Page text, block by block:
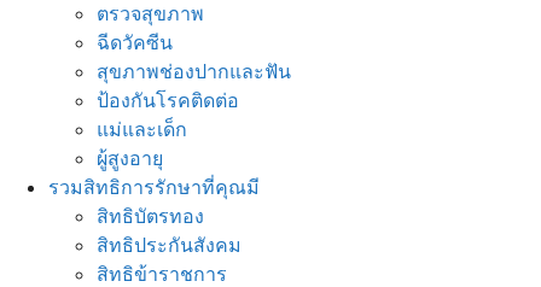
ตรวจสุขภาพ
ฉีดวัคซีน
สุขภาพช่องปากและฟัน
ป้องกันโรคติดต่อ
แม่และเด็ก
ผู้สูงอายุ
รวมสิทธิการรักษาที่คุณมี
สิทธิบัตรทอง
สิทธิประกันสังคม
สิทธิข้าราชการ